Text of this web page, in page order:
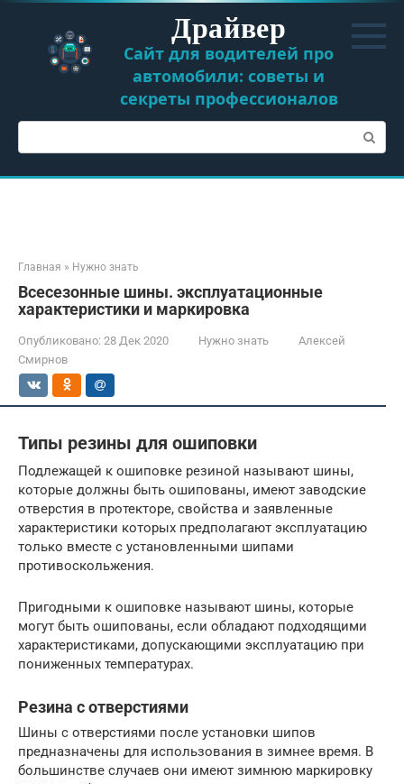
Перейти
контенту
Драйвер
Сайт для водителей про
автомобили: советы и
секреты профессионалов
Поиск:
Главная » Нужно знать
Всесезонные шины. эксплуатационные
характеристики и маркировка
Опубликовано: 28 Дек 2020 Нужно знать
Алексей
Смирнов
Типы резины для ошиповки
Подлежащей к ошиповке резиной называют шины,
которые должны быть ошипованы, имеют заводские
отверстия в протекторе, свойства и заявленные
характеристики которых предполагают эксплуатацию
только вместе с установленными шипами
противоскольжения.
Пригодными к ошиповке называют шины, которые
могут быть ошипованы, если обладают подходящими
характеристиками, допускающими эксплуатацию при
пониженных температурах.
Резина с отверстиями
Шины с отверстиями после установки шипов
предназначены для использования в зимнее время. В
большинстве случаев они имеют зимнюю маркировку